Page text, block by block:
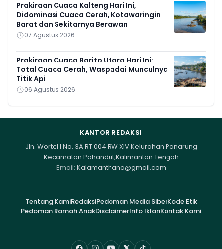
Prakiraan Cuaca Kalteng Hari Ini,
Didominasi Cuaca Cerah, Kotawaringin
Barat dan Sekitarnya Berawan
07 Agustus 2026
Prakiraan Cuaca Barito Utara Hari Ini:
Total Cuaca Cerah, Waspadai Munculnya
Titik Api
06 Agustus 2026
KANTOR REDAKSI
Jln. Wortel I No. 3A RT 004 RW XIV Kelurahan Panarung
Kecamatan Pahandut,Kalimantan Tengah
Email: Kalamanthana@gmail.com
Tentang KamiRedaksiPedoman Media SiberKode Etik
Pedoman Ramah AnakDisclaimerInfo IklanKontak Kami